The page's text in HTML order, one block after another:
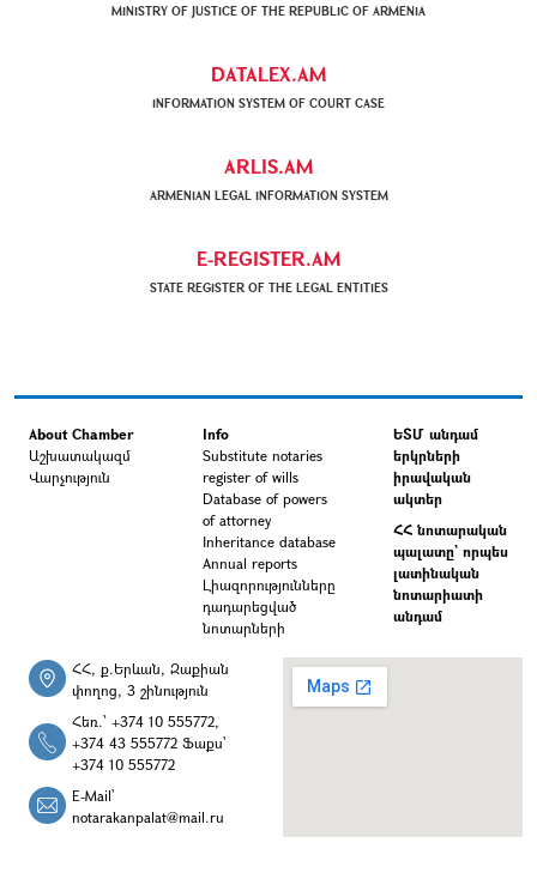
MINISTRY OF JUSTICE OF THE REPUBLIC OF ARMENIA
DATALEX.AM
INFORMATION SYSTEM OF COURT CASE
ARLIS.AM
ARMENIAN LEGAL INFORMATION SYSTEM
E-REGISTER.AM
STATE REGISTER OF THE LEGAL ENTITIES
About Chamber
Աշխատակազմ
Վարչություն
Info
Substitute notaries
register of wills
Database of powers
of attorney
Inheritance database
Annual reports
Լիազորությունները
դադարեցված
նոտարների
ԵՏՄ անդամ
երկրների
իրավական
ակտեր
ՀՀ նոտարական
պալատը` որպես
լատինական
նոտարիատի
անդամ
ՀՀ, ք.Երևան, Զաքիան
փողոց, 3 շինություն
Հեռ.՝ +374 10 555772,
+374 43 555772 Ֆաքս՝
+374 10 555772
E-Mail՝
notarakanpalat@mail.ru